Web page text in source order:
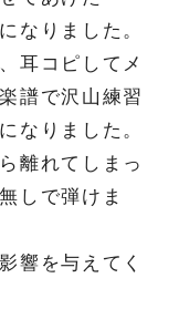
なりました。
耳コピしてメ
譜で沢山練習
なりました。
離れてしまっ
しで弾けま
響を与えてく